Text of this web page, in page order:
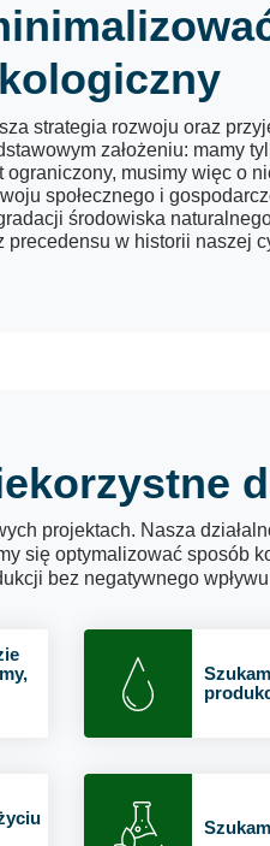
strategia rozwoju oraz
założeniu: mamy
ograniczony, musimy więc o
społecznego i
środowiska
precedensu w historii naszej
projektach. Nasza
się optymalizować sposób
bez negatywnego